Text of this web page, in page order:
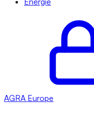
AGRA Europe